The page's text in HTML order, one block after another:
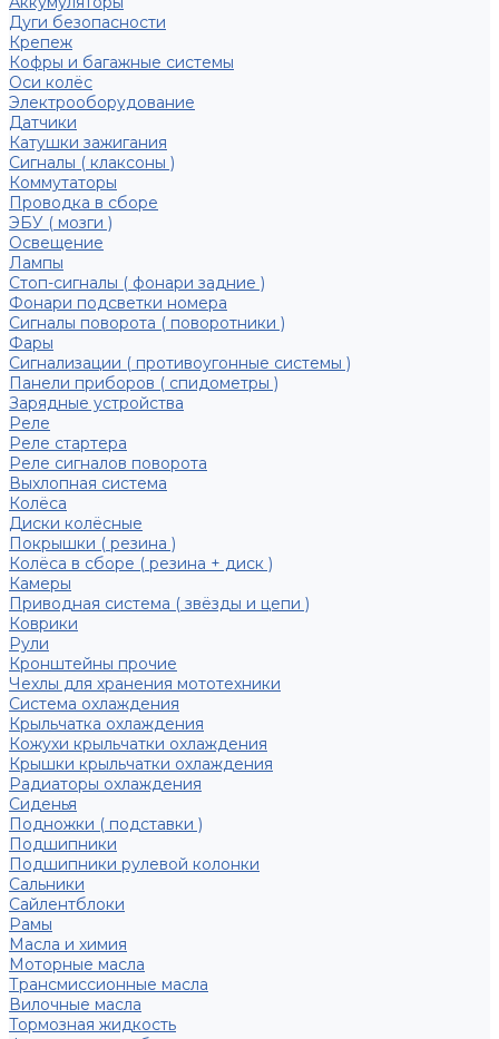
Дуги безопасности
Крепеж
Кофры и багажные системы
Оси колёс
Электрооборудование
Датчики
Катушки зажигания
Сигналы ( клаксоны )
Коммутаторы
Проводка в сборе
ЭБУ ( мозги )
Освещение
Лампы
Стоп-сигналы ( фонари задние )
Фонари подсветки номера
Сигналы поворота ( поворотники )
Фары
Сигнализации ( противоугонные системы )
Панели приборов ( спидометры )
Зарядные устройства
Реле
Реле стартера
Реле сигналов поворота
Выхлопная система
Колёса
Диски колёсные
Покрышки ( резина )
Колёса в сборе ( резина + диск )
Камеры
Приводная система ( звёзды и цепи )
Коврики
Рули
Кронштейны прочие
Чехлы для хранения мототехники
Система охлаждения
Крыльчатка охлаждения
Кожухи крыльчатки охлаждения
Крышки крыльчатки охлаждения
Радиаторы охлаждения
Сиденья
Подножки ( подставки )
Подшипники
Подшипники рулевой колонки
Сальники
Сайлентблоки
Рамы
Масла и химия
Моторные масла
Трансмиссионные масла
Вилочные масла
Тормозная жидкость